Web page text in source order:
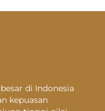
di Indonesia
kepuasan